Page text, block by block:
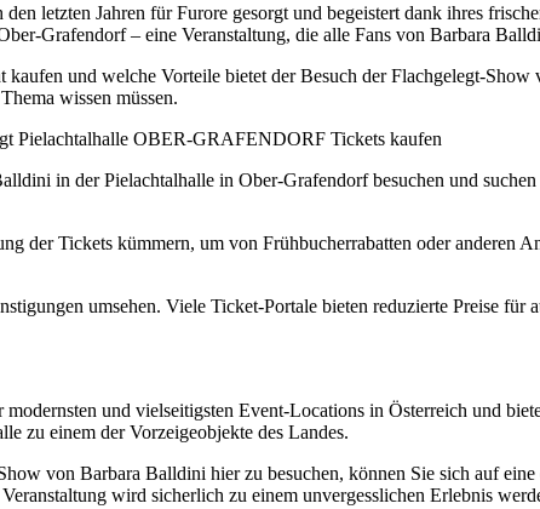
letzten Jahren für Furore gesorgt und begeistert dank ihres
Grafendorf – eine Veranstaltung, die alle Fans von Barbara
und welche Vorteile bietet der Besuch der Flachgelegt-
wissen müssen.
Pielachtalhalle OBER-GRAFENDORF Tickets kaufen
in der Pielachtalhalle in Ober-Grafendorf besuchen und
der Tickets kümmern, um von Frühbucherrabatten oder
umsehen. Viele Ticket-Portale bieten reduzierte Preise
und vielseitigsten Event-Locations in Österreich und
zu einem der Vorzeigeobjekte des Landes.
von Barbara Balldini hier zu besuchen, können Sie sich auf
wird sicherlich zu einem unvergesslichen Erlebnis